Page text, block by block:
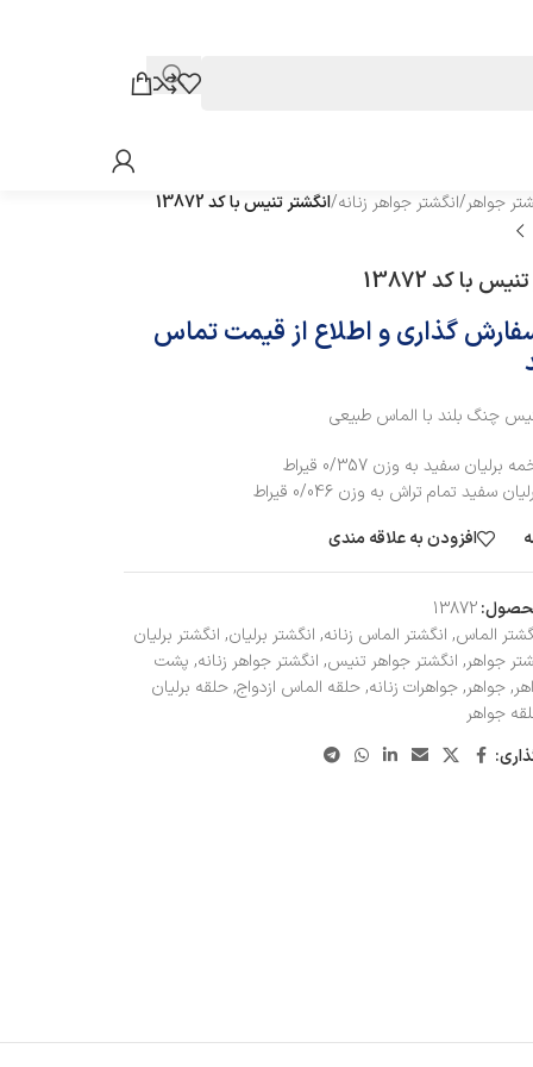
جواهر/انگشتر جواهر زنانه/انگشتر تنیس با کد 13872
با کد 13872
گذاری و اطلاع از قیمت تماس
چنگ بلند با الماس طبیعی
افزودن به علاقه مندی
13872
الماس, انگشتر الماس زنانه, انگشتر برلیان, انگشتر برلیان
جواهر, انگشتر جواهر تنیس, انگشتر جواهر زنانه, پشت
, جواهر, جواهرات زنانه, حلقه الماس ازدواج, حلقه برلیان
جواهر